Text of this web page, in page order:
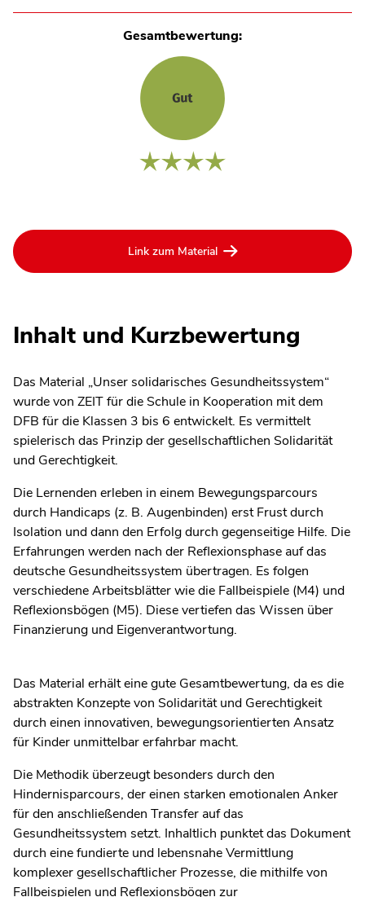
Gesamtbewertung:
Link zum Material
Inhalt und Kurzbewertung
Das Material „Unser solidarisches Gesundheitssystem“
wurde von ZEIT für die Schule in Kooperation mit dem
DFB für die Klassen 3 bis 6 entwickelt. Es vermittelt
spielerisch das Prinzip der gesellschaftlichen Solidarität
und Gerechtigkeit.
Die Lernenden erleben in einem Bewegungsparcours
durch Handicaps (z. B. Augenbinden) erst Frust durch
Isolation und dann den Erfolg durch gegenseitige Hilfe. Die
Erfahrungen werden nach der Reflexionsphase auf das
deutsche Gesundheitssystem übertragen. Es folgen
verschiedene Arbeitsblätter wie die Fallbeispiele (M4) und
Reflexionsbögen (M5). Diese vertiefen das Wissen über
Finanzierung und Eigenverantwortung.
Das Material erhält eine gute Gesamtbewertung, da es die
abstrakten Konzepte von Solidarität und Gerechtigkeit
durch einen innovativen, bewegungsorientierten Ansatz
für Kinder unmittelbar erfahrbar macht.
Die Methodik überzeugt besonders durch den
Hindernisparcours, der einen starken emotionalen Anker
für den anschließenden Transfer auf das
Gesundheitssystem setzt. Inhaltlich punktet das Dokument
durch eine fundierte und lebensnahe Vermittlung
komplexer gesellschaftlicher Prozesse, die mithilfe von
Fallbeispielen und Reflexionsbögen zur